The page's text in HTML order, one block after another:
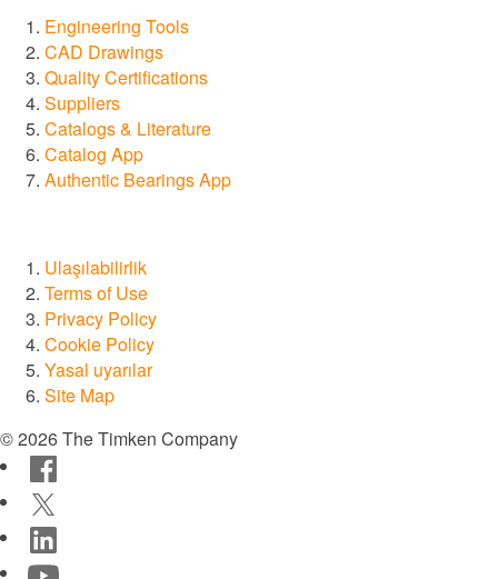
Locations
Engineering Tools
CAD Drawings
Quality Certifications
Suppliers
Catalogs & Literature
Catalog App
Authentic Bearings App
Ulaşılabilirlik
Terms of Use
Privacy Policy
Cookie Policy
Yasal uyarılar
Site Map
© 2026 The Timken Company
Facebook
Twitter
LinkedIn
YouTube